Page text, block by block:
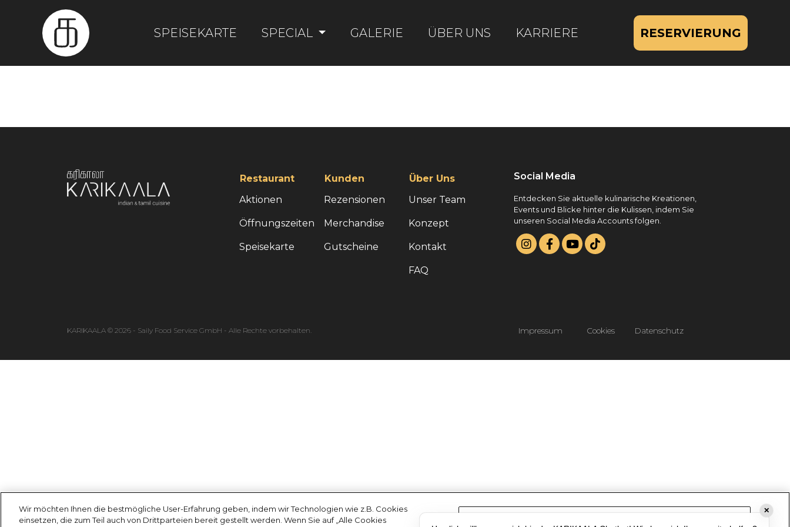
SPEISEKARTE SPECIAL GALERIE ÜBER UNS KARRIERE RESERVIERUNG
Restaurant
Aktionen
Öffnungszeiten
Speisekarte
Kunden
Rezensionen
Merchandise
Gutscheine
Über Uns
Unser Team
Konzept
Kontakt
FAQ
Social Media
Entdecken Sie aktuelle kulinarische Kreationen,
Events und Blicke hinter die Kulissen, indem Sie
unseren Social Media Accounts folgen.
KARIKAALA © 2026 - Saily Food Service GmbH - Alle Rechte vorbehalten. Impressum Cookies Datenschutz
✕
Wir möchten Ihnen die bestmögliche User-Erfahrung geben, indem wir Technologien wie z.B. Cookies
einsetzen, die zum Teil auch von Drittparteien bereit gestellt werden. Wenn Sie auf „Alle Cookies